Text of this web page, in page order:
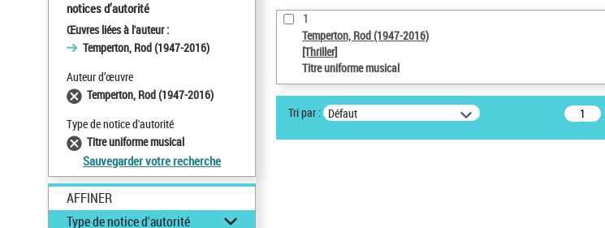
notices d’autorité
Œuvres liées à l'auteur :
Temperton, Rod (1947-2016)
Auteur d’œuvre
Temperton, Rod (1947-2016)
Type de notice d'autorité
Titre uniforme musical
Sauvegarder votre recherche
AFFINER
Type de notice d'autorité
1
Temperton, Rod (1947-2016)
[Thriller]
Titre uniforme musical
Tri par : Défaut